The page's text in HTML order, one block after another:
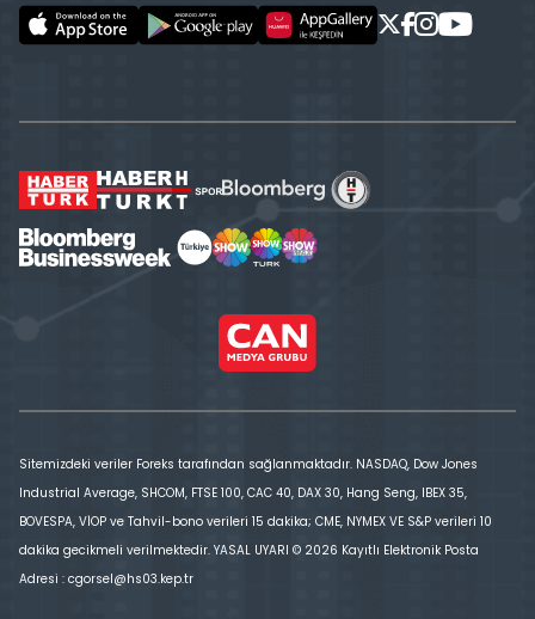
Sitemizdeki veriler Foreks tarafından sağlanmaktadır. NASDAQ, Dow Jones
Industrial Average, SHCOM, FTSE 100, CAC 40, DAX 30, Hang Seng, IBEX 35,
BOVESPA, VİOP ve Tahvil-bono verileri 15 dakika; CME, NYMEX VE S&P verileri 10
dakika gecikmeli verilmektedir. YASAL UYARI © 2026 Kayıtlı Elektronik Posta
Adresi : cgorsel@hs03.kep.tr